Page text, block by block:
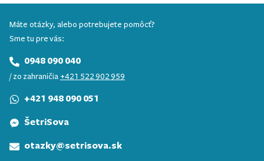
Máte otázky, alebo potrebujete pomôcť?
Sme tu pre vás:
0948 090 040
/ zo zahraničia +421 522 902 959
+421 948 090 051
ŠetriSova
otazky@setrisova.sk